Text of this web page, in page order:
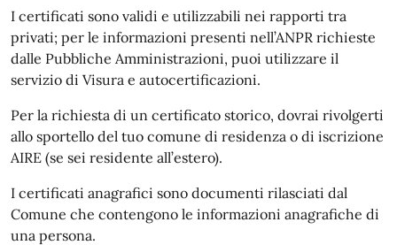
I certificati sono validi e utilizzabili nei rapporti tra
privati; per le informazioni presenti nell’ANPR richieste
dalle Pubbliche Amministrazioni, puoi utilizzare il
servizio di Visura e autocertificazioni.
Per la richiesta di un certificato storico, dovrai rivolgerti
allo sportello del tuo comune di residenza o di iscrizione
AIRE (se sei residente all’estero).
I certificati anagrafici sono documenti rilasciati dal
Comune che contengono le informazioni anagrafiche di
una persona.